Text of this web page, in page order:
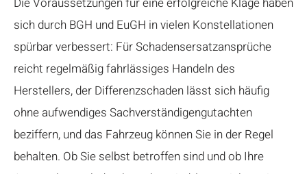
sich durch BGH und EuGH in vielen Konstellationen
spürbar verbessert: Für Schadensersatzansprüche
reicht regelmäßig fahrlässiges Handeln des
Herstellers, der Differenzschaden lässt sich häufig
ohne aufwendiges Sachverständigengutachten
beziffern, und das Fahrzeug können Sie in der Regel
behalten. Ob Sie selbst betroffen sind und ob Ihre